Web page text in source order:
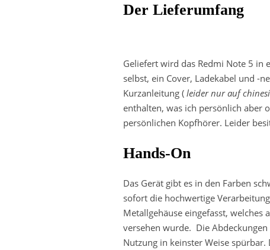
Der Lieferumfang
Geliefert wird das Redmi Note 5 in
selbst, ein Cover, Ladekabel und -
Kurzanleitung ( leider nur auf
enthalten, was ich persönlich aber
persönlichen Kopfhörer. Leider
Hands-On
Das Gerät gibt es in den Farben
sofort die hochwertige
Metallgehäuse eingefasst,
versehen wurde. Die
Nutzung in keinster Weise